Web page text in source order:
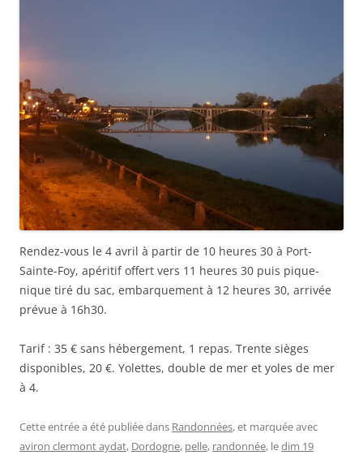
Rendez-vous le 4 avril à partir de 10 heures 30 à Port-
Sainte-Foy, apéritif offert vers 11 heures 30 puis pique-
nique tiré du sac, embarquement à 12 heures 30, arrivée
prévue à 16h30.
Tarif : 35 € sans hébergement, 1 repas. Trente sièges
disponibles, 20 €. Yolettes, double de mer et yoles de mer
à 4.
Cette entrée a été publiée dans Randonnées, et marquée avec
aviron clermont aydat, Dordogne, pelle, randonnée, ledim 19